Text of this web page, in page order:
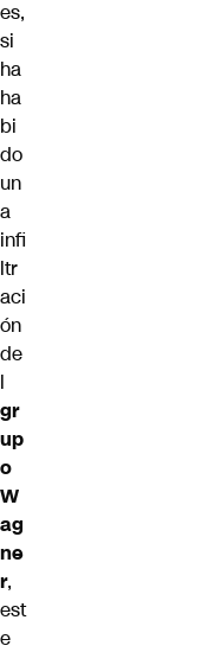
es,
si
ha
ha
bi
do
un
a
infi
ltr
aci
ón
de
l
gr
up
o
W
ag
ne
r,
est
e